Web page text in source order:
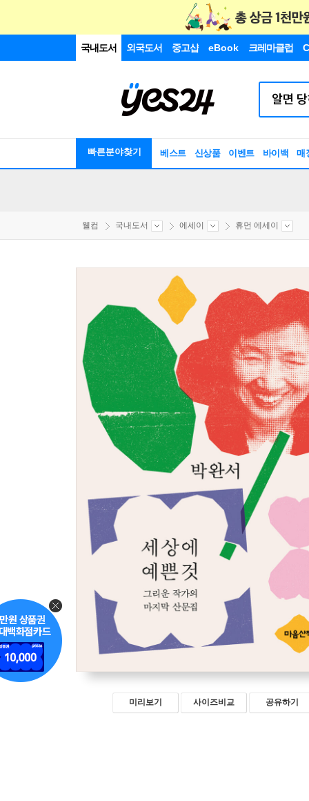
국내도서 외국도서 중고샵 eBook 크레마클럽
빠른분야찾기 베스트 신상품 이벤트 바이백 매
웰컴 국내도서 에세이 휴먼 에세이
미리보기 사이즈비교 공유하기